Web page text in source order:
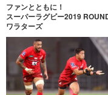
ファンとともに！
スーパーラグビー2019
ワラターズ